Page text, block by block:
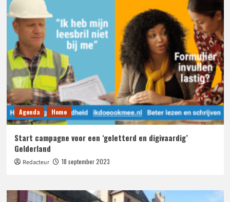
Agenda Home
Start campagne voor een ‘geletterd en digivaardig’
Gelderland
Redacteur 18 september 2023